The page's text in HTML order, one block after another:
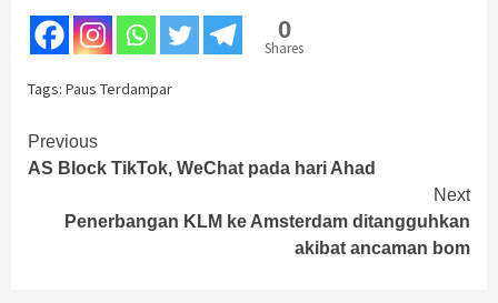
0
Shares
Tags: Paus Terdampar
Continue
Reading
Previous
AS Block TikTok, WeChat pada hari Ahad
Next
Penerbangan KLM ke Amsterdam ditangguhkan
akibat ancaman bom